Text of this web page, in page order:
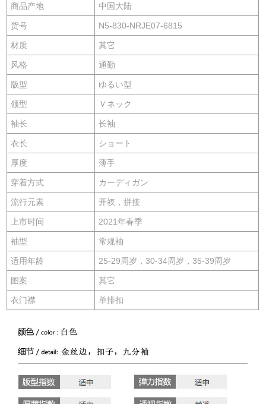
商品产地 中国大陆
货号 N5-830-NRJE07-6815
材质 其它
风格 通勤
版型 ゆるい型
领型 Ｖネック
袖长 长袖
衣长 ショート
厚度 薄手
穿着方式 カーディガン
流行元素 开衩，拼接
上市时间 2021年春季
袖型 常规袖
适用年龄 25-29周岁，30-34周岁，35-39周岁
图案 其它
衣门襟 单排扣